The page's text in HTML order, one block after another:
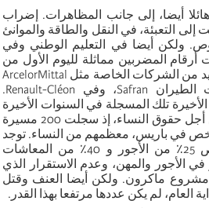
7 مارس هائلا أيضا، إلى جانب المظاهرات. إضراب
التعبئة، في النقل والطاقة والموانئ
ولكن أيضا في التعليم الوطني وفي
أرقام المضربين مماثلة لليوم الأول من
إضراب 19 يناير. كما في العديد من الشركات الخاصة مثل ArcelorMittal
في فلوغونج، وفي شركات الطيران Safran، وفي Renault-Cléon.
تلك المسجلة في السنوات الأخيرة
في 8 مارس، يوم التعبئة من أجل حقوق النساء، إذ سجلت 200 مسيرة
بحوالي 70،000 شخص في باريس، معظمهم من النساء. توجد
في قلب المظاهرات، انقاص 25٪ من الأجور و 40٪ من المعاشات
في الأجور والمهن، وعدم الاستقرار الذي
ماكرون. ولكن أيضا العنف وقتل
العام، لم يكن عددها مرتفعا بهذا القدر.